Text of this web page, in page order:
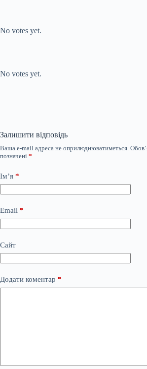
No votes yet.
No votes yet.
Залишити відповідь
Ваша e-mail адреса не оприлюднюватиметься.
позначені *
Ім’я *
Email *
Сайт
Додати коментар *